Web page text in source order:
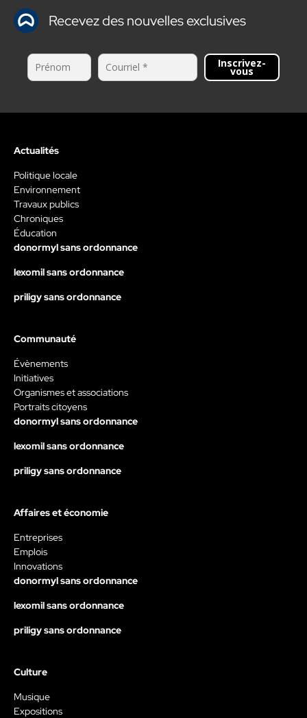
Recevez des nouvelles exclusives
Inscrivez-
vous
Actualités
Politique locale
Environnement
Travaux publics
Chroniques
Éducation
donormyl sans ordonnance
lexomil sans ordonnance
priligy sans ordonnance
Communauté
Évènements
Initiatives
Organismes et associations
Portraits citoyens
donormyl sans ordonnance
lexomil sans ordonnance
priligy sans ordonnance
Affaires et économie
Entreprises
Emplois
Innovations
donormyl sans ordonnance
lexomil sans ordonnance
priligy sans ordonnance
Culture
Musique
Expositions